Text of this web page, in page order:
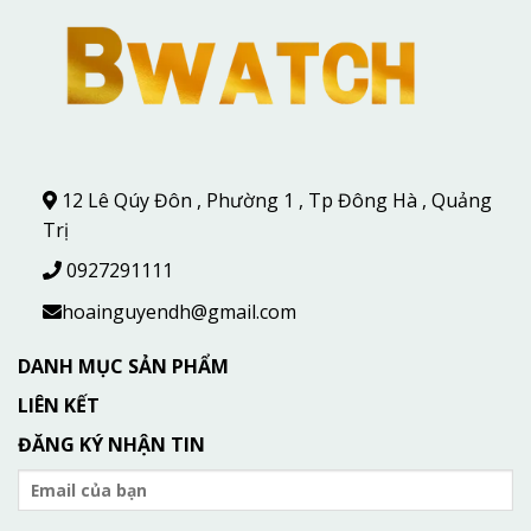
12 Lê Qúy Đôn , Phường 1 , Tp Đông Hà , Quảng
Trị
0927291111
hoainguyendh@gmail.com
DANH MỤC SẢN PHẨM
LIÊN KẾT
ĐĂNG KÝ NHẬN TIN